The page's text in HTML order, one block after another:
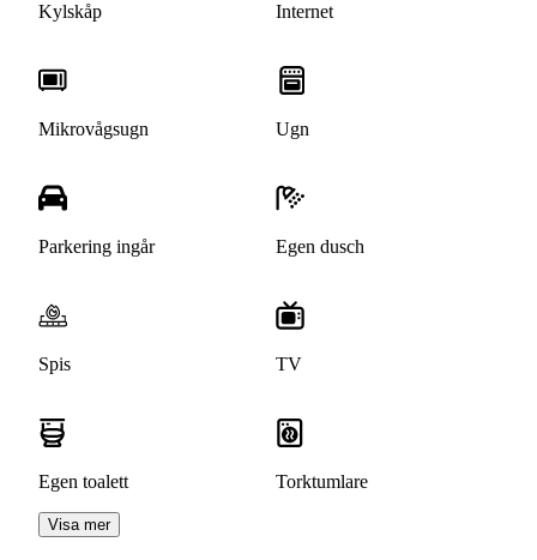
Kylskåp Internet
Mikrovågsugn Ugn
Parkering ingår Egen dusch
Spis TV
Egen toalett Torktumlare
Visa mer